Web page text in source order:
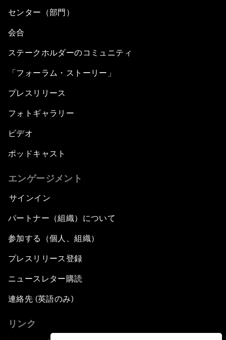
センター（部門）
会合
ステークホルダーのコミュニティ
「フォーラム・ストーリー」
プレスリリース
フォトギャラリー
ビデオ
ポッドキャスト
エンゲージメント
サインイン
パートナー（組織）について
参加する（個人、組織）
プレスリリース登録
ニュースレター購読
連絡先 (英語のみ)
リンク